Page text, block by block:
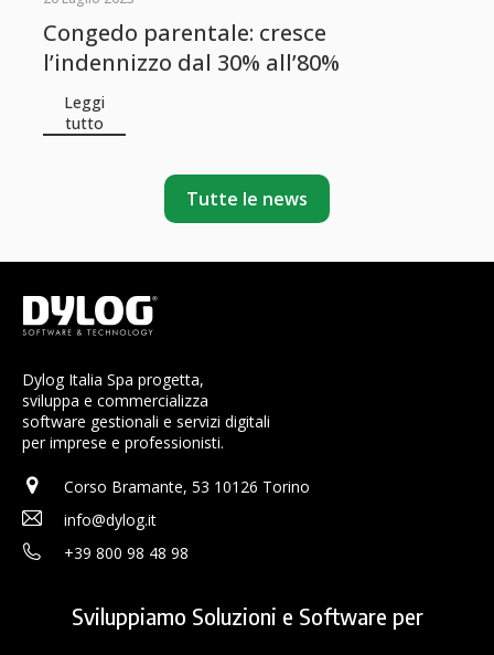
Congedo parentale: cresce
l’indennizzo dal 30% all’80%
Leggi
tutto
Tutte le news
Dylog Italia Spa progetta,
sviluppa e commercializza
software gestionali e servizi digitali
per imprese e professionisti.
Corso Bramante, 53 10126 Torino
info@dylog.it
+39 800 98 48 98
Sviluppiamo Soluzioni e Software per